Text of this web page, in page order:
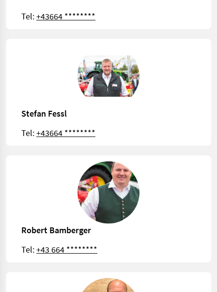
Tel:+43664 ********
Stefan Fessl
Tel:+43664 ********
Robert Bamberger
Tel:+43 664 ********